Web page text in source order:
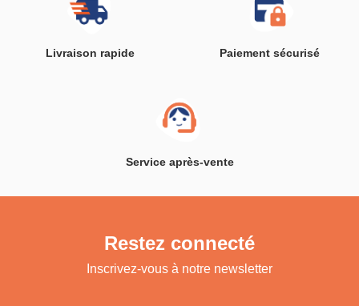
Livraison rapide Paiement sécurisé
Service après-vente
Restez connecté
Inscrivez-vous à notre newsletter